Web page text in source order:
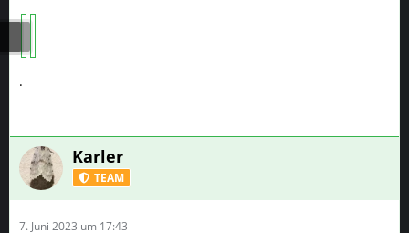
.
Karler
TEAM
7. Juni 2023 um 17:43